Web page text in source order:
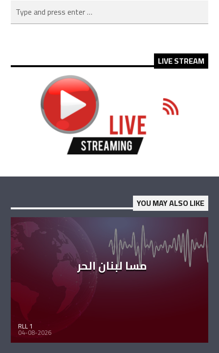
LIVE STREAM
YOU MAY ALSO LIKE
مسا لبنان الحر
RLL 1
04-08-2026